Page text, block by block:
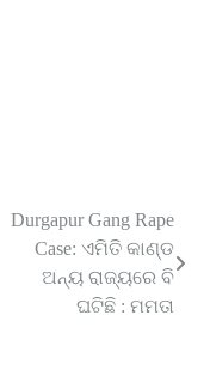
Durgapur Gang Rape
Case: ଏମିତି କାଣ୍ଡ
ଅନ୍ୟ ରାଜ୍ୟରେ ବି
ଘଟିଛି : ମମତା